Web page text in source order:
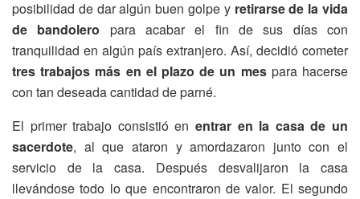
posibilidad de dar algún buen golpe y retirarse de la vida
de bandolero para acabar el fin de sus días con
tranquilidad en algún país extranjero. Así, decidió cometer
tres trabajos más en el plazo de un mespara hacerse
con tan deseada cantidad de parné.
El primer trabajo consistió en entrar en la casa de un
sacerdote, al que ataron y amordazaron junto con el
servicio de la casa. Después desvalijaron la casa
llevándose todo lo que encontraron de valor. El segundo